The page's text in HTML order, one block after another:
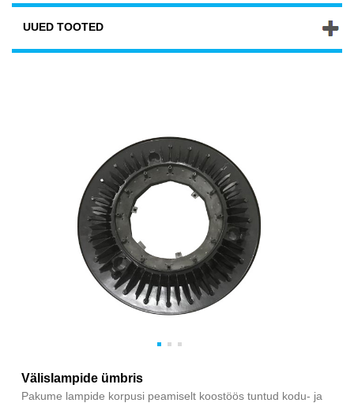
UUED TOOTED
Välislampide ümbris
Pakume lampide korpusi peamiselt koostöös tuntud kodu- ja